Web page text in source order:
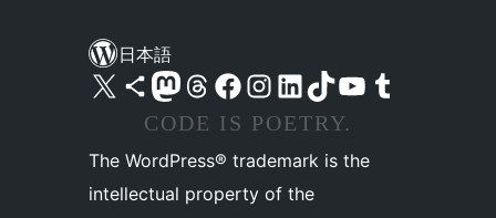
日本語
X (旧 Twitter) アカウントへ Bluesky アカウントへ Mastodon アカウントへ Threads アカウントへ Facebook ページへ Instagram アカウントへ LinkedIn アカウントへTikTok アカウントへ YouTube チャンネルへ Tumblr アカウントへ
CODE IS POETRY.
The WordPress® trademark is the
intellectual property of the